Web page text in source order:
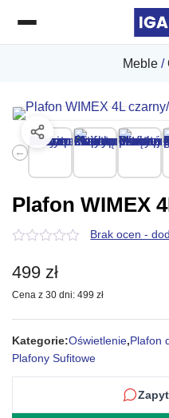
Meble /
←
Plafon WIMEX
z
5
Brak ocen -
499 zł
Cena z 30 dni: 499 zł
Kategorie:Oświetlenie,Plafon
Plafony Sufitowe